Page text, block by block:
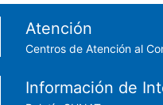
Footer menu
Atención
Centros de Atención al
Información de